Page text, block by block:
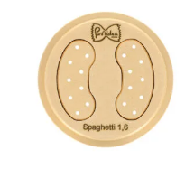
varianti.
Le
opzioni
possono
essere
scelte
nella
pagina
del